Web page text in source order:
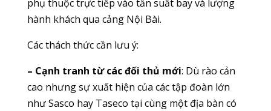
phụ thuộc trực tiếp vào tần suất bay và lượng
hành khách qua cảng Nội Bài.
Các thách thức cần lưu ý:
– Cạnh tranh từ các đối thủ mới: Dù rào cản
cao nhưng sự xuất hiện của các tập đoàn lớn
như Sasco hay Taseco tại cùng một địa bàn có